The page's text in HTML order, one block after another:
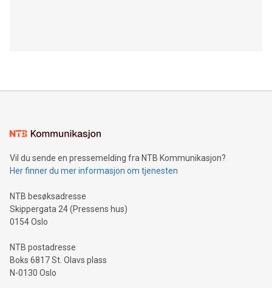
Vil du sende en pressemelding fra NTB Kommunikasjon?
Her finner du mer informasjon om tjenesten
NTB besøksadresse
Skippergata 24 (Pressens hus)
0154 Oslo
NTB postadresse
Boks 6817 St. Olavs plass
N-0130 Oslo